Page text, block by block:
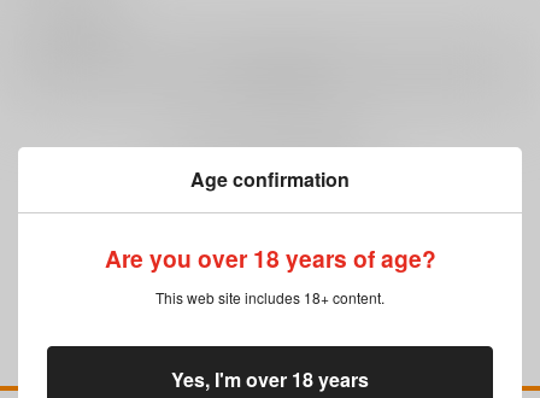
Age confirmation
Are you over 18 years of age?
This web site includes 18+ content.
Yes, I'm over 18 years